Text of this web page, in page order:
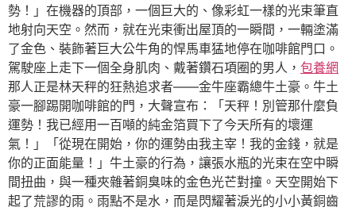
勢！」在機器的頂部，一個巨大的、像彩虹一樣的光束筆直
地射向天空。然而，就在光束衝出屋頂的一瞬間，一輛塗滿
了金色、裝飾著巨大公牛角的悍馬車猛地停在咖啡館門口。
駕駛座上走下一個全身肌肉、戴著鑽石項圈的男人， 包養網
那人正是林天秤的狂熱追求者——金牛座霸總牛土豪。牛土
豪一腳踢開咖啡館的門，大聲宣布：「天秤！別管那什麼負
運勢！我已經用一百噸的純金箔買下了今天所有的壞運
氣！」「從現在開始，你的運勢由我主宰！我的金錢，就是
你的正面能量！」牛土豪的行為，讓張水瓶的光束在空中瞬
間扭曲，與一種夾雜著銅臭味的金色光芒對撞。天空開始下
起了荒謬的雨。雨點不是水，而是閃耀著淚光的小小黃銅齒